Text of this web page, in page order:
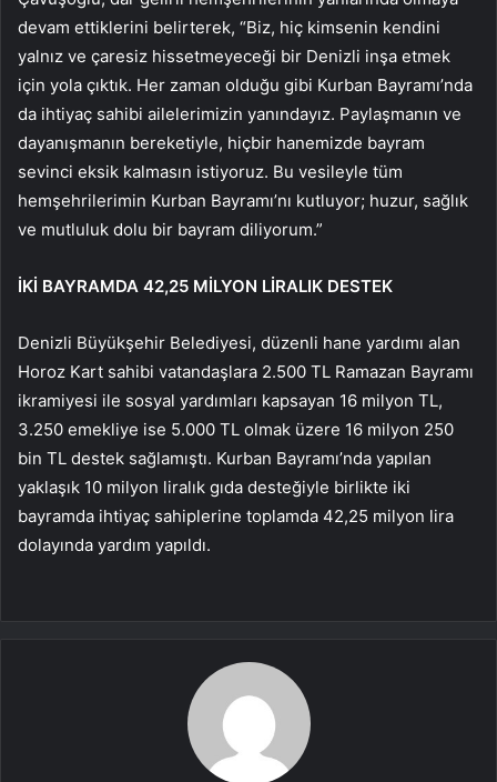
devam ettiklerini belirterek, “Biz, hiç kimsenin kendini
yalnız ve çaresiz hissetmeyeceği bir Denizli inşa etmek
için yola çıktık. Her zaman olduğu gibi Kurban Bayramı’nda
da ihtiyaç sahibi ailelerimizin yanındayız. Paylaşmanın ve
dayanışmanın bereketiyle, hiçbir hanemizde bayram
sevinci eksik kalmasın istiyoruz. Bu vesileyle tüm
hemşehrilerimin Kurban Bayramı’nı kutluyor; huzur, sağlık
ve mutluluk dolu bir bayram diliyorum.”
İKİ BAYRAMDA 42,25 MİLYON LİRALIK DESTEK
Denizli Büyükşehir Belediyesi, düzenli hane yardımı alan
Horoz Kart sahibi vatandaşlara 2.500 TL Ramazan Bayramı
ikramiyesi ile sosyal yardımları kapsayan 16 milyon TL,
3.250 emekliye ise 5.000 TL olmak üzere 16 milyon 250
bin TL destek sağlamıştı. Kurban Bayramı’nda yapılan
yaklaşık 10 milyon liralık gıda desteğiyle birlikte iki
bayramda ihtiyaç sahiplerine toplamda 42,25 milyon lira
dolayında yardım yapıldı.